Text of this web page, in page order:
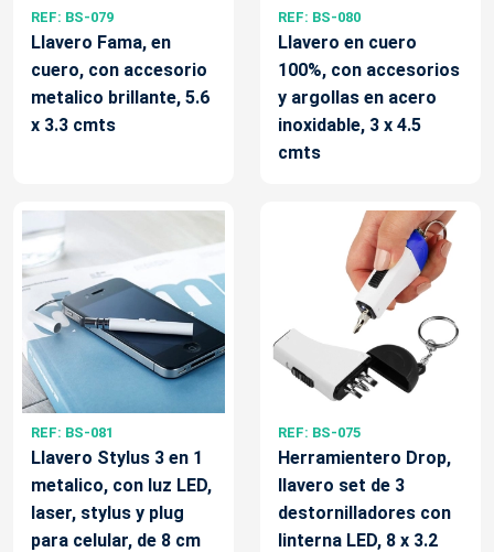
REF: BS-079
Llavero Fama, en
cuero, con accesorio
metalico brillante, 5.6
x 3.3 cmts
REF: BS-080
Llavero en cuero
100%, con accesorios
y argollas en acero
inoxidable, 3 x 4.5
cmts
REF: BS-081
Llavero Stylus 3 en 1
metalico, con luz LED,
laser, stylus y plug
para celular, de 8 cm
REF: BS-075
Herramientero Drop,
llavero set de 3
destornilladores con
linterna LED, 8 x 3.2